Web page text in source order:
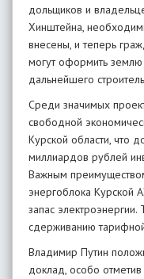
дольщиков и
Хинштейна,
внесены, и теперь
могут оформить землю
дальнейшего
Среди значимых
свободной
Курской области, что
миллиардов рублей
Важным
энергоблока Курской
запас
сдерживанию
Владимир Путин
доклад, особо